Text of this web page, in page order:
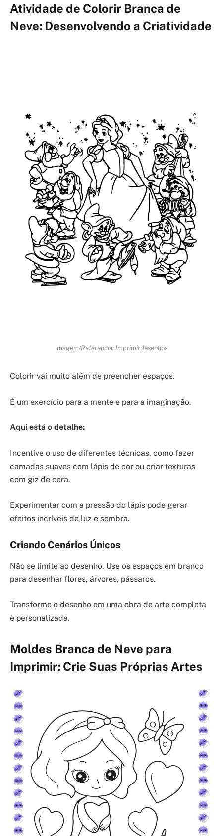
Atividade de Colorir Branca de
Neve: Desenvolvendo a Criatividade
Imagem/Referência: Imprimirdesenhos
Colorir vai muito além de preencher espaços.
É um exercício para a mente e para a imaginação.
Aqui está o detalhe:
Incentive o uso de diferentes técnicas, como fazer
camadas suaves com lápis de cor ou criar texturas
com giz de cera.
Experimentar com a pressão do lápis pode gerar
efeitos incríveis de luz e sombra.
Criando Cenários Únicos
Não se limite ao desenho. Use os espaços em branco
para desenhar flores, árvores, pássaros.
Transforme o desenho em uma obra de arte completa
e personalizada.
Moldes Branca de Neve para
Imprimir: Crie Suas Próprias Artes